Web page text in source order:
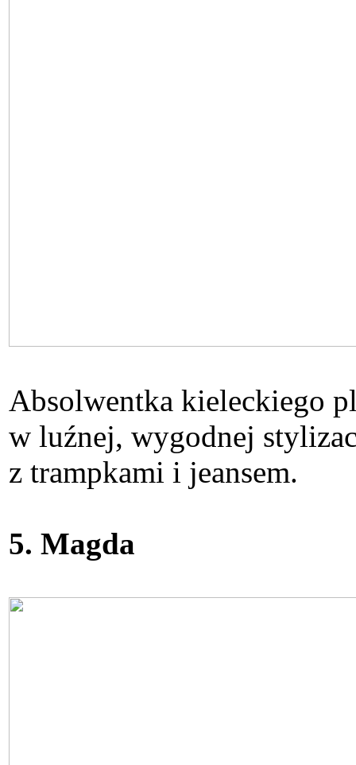
Absolwentka kieleckiego
w luźnej, wygodnej
z trampkami i jeansem.
5. Magda